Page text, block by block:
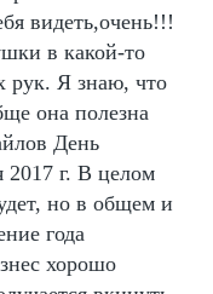
видеть,очень!!!
в какой-то
рук. Я знаю, что
она полезна
День
2017 г. В целом
но в общем и
года
хорошо